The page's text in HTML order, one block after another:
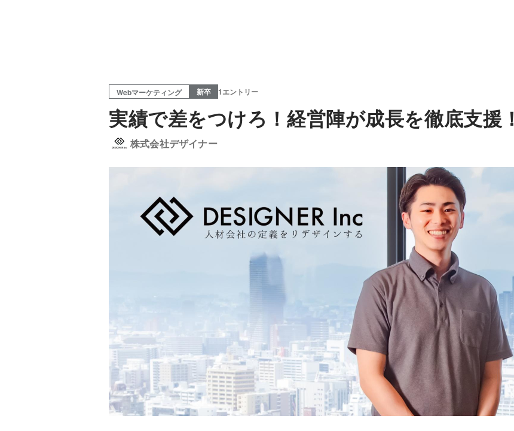
Webマーケティング 新卒 1エントリー
実績で差をつけろ！経営陣が成長を徹底支援！
株式会社デザイナー